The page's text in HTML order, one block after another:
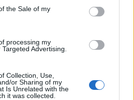
the Sale of my
processing my
Advertising.
Collection, Use,
or Sharing of my
Is Unrelated with the
it was collected.
ΧΡΕΙΑΖΕΣΑΙ
ΚΑΛΟΚΑΙΡΙ ΣΟΥ →
ΤΗΣ ΚΥΡΙΑΚΗΣ